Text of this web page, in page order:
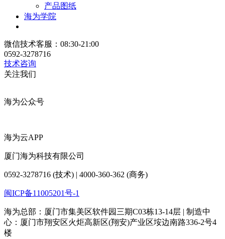
产品图纸
海为学院
微信技术客服：08:30-21:00
0592-3278716
技术咨询
关注我们
海为公众号
海为云APP
厦门海为科技有限公司
0592-3278716 (技术) | 4000-360-362 (商务)
闽ICP备11005201号-1
海为总部：厦门市集美区软件园三期C03栋13-14层 | 制造中
心：厦门市翔安区火炬高新区(翔安)产业区垵边南路336-2号4
楼